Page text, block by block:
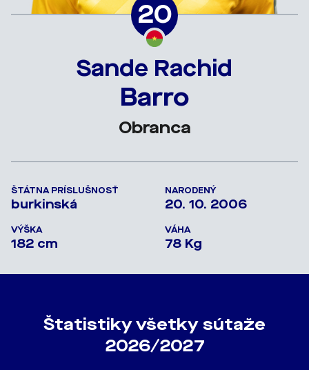
20
Sande Rachid
Barro
Obranca
ŠTÁTNA PRÍSLUŠNOSŤ
burkinská
NARODENÝ
20. 10. 2006
VÝŠKA
182 cm
VÁHA
78 Kg
Štatistiky všetky sútaže
2026/2027